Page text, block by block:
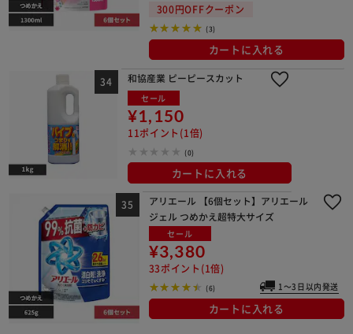
300円OFFクーポン
(3)
カートに入れる
和協産業 ピーピースカット
セール
¥1,150
11ポイント(1倍)
(0)
カートに入れる
アリエール 【6個セット】アリエール
ジェル つめかえ超特大サイズ
セール
¥3,380
33ポイント(1倍)
(6) 1～3日以内発送
カートに入れる